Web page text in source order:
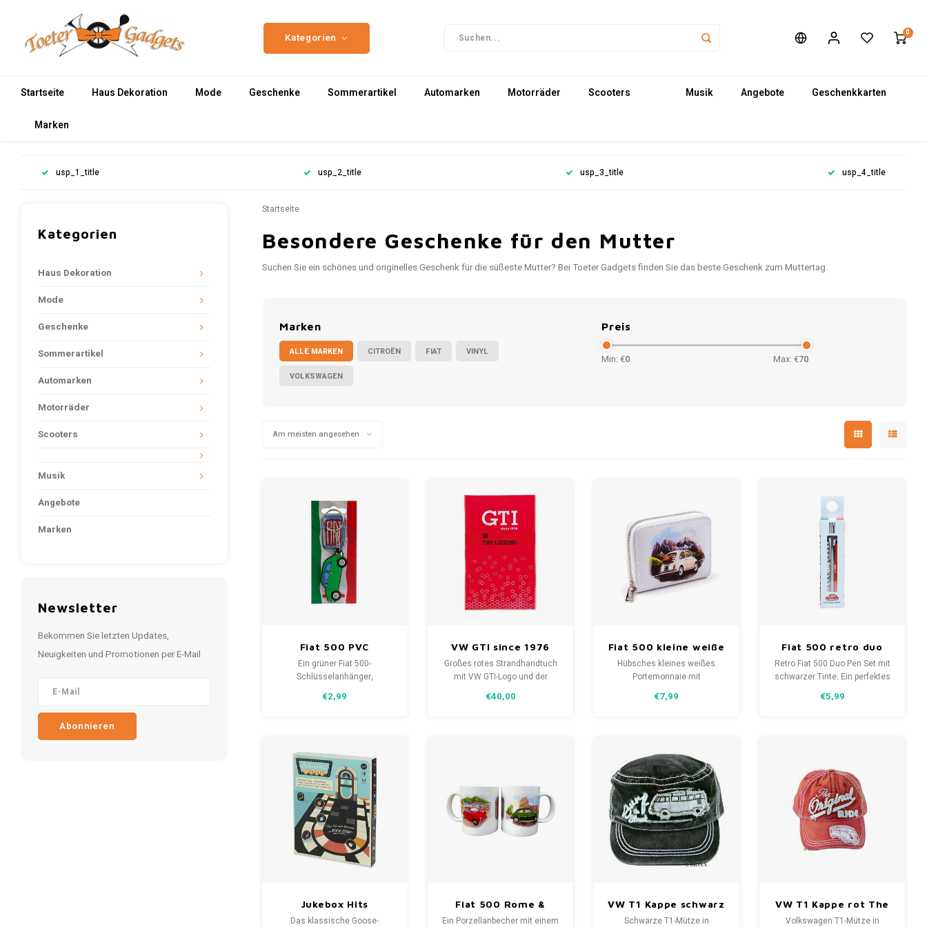
Kategorien 0
Startseite Haus Dekoration Mode Geschenke Sommerartikel Automarken Motorräder Scooters Musik Angebote Geschenkkarten
Marken
usp_1_title usp_2_title usp_3_title usp_4_title
Kategorien
Haus Dekoration
Mode
Geschenke
Sommerartikel
Automarken
Motorräder
Scooters
Musik
Angebote
Marken
Newsletter
Bekommen Sie letzten Updates,
Neuigkeiten und Promotionen per E-Mail
Abonnieren
Startseite
Besondere Geschenke für den Mutter
Suchen Sie ein schönes und originelles Geschenk für die süßeste Mutter? Bei Toeter Gadgets finden Sie das beste Geschenk zum Muttertag.
Marken
ALLE MARKEN CITROËN FIAT VINYL
VOLKSWAGEN
Preis
Min: €0 Max: €70
Am meisten angesehen
Fiat 500 PVC
Schlüsselanhänger
grün
Ein grüner Fiat 500-
Schlüsselanhänger,
perfektes Geschenk für alle
echtes Schmuckstück an
Ihrem Schlüsselbund.
€2,99
VW GTI since 1976
rotes Strandtuch -
The Legend
Großes rotes Strandhandtuch
mit VW GTI-Logo und der
hochwertige Handtuch ist
€40,00
Fiat 500 kleine weiße
Brieftasche mit
Reißverschluss
Hübsches kleines weißes
Portemonnaie mit
weißen Fiat 500 mit einer
lieben und ein echtes Gadget
für Ihre Rucksack-Sammlung.
€7,99
Fiat 500 retro duo
Stifteset
Retro Fiat 500 Duo Pen Set mit
schwarzer Tinte. Ein perfektes
offiziellen Lizenzen in einer
€5,99
Jukebox Hits
Brettspiel
Das klassische Goose-
Fiat 500 Rome &
Riviera
Ein Porzellanbecher mit einem
VW T1 Kappe schwarz
Surf the Street
Schwarze T1-Mütze in
VW T1 Kappe rot The
Original Ride
Volkswagen T1-Mütze in